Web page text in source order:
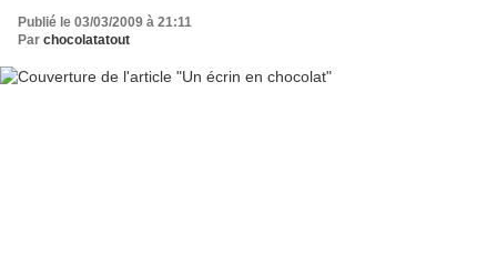
Publié le 03/03/2009 à 21:11
Par chocolatatout